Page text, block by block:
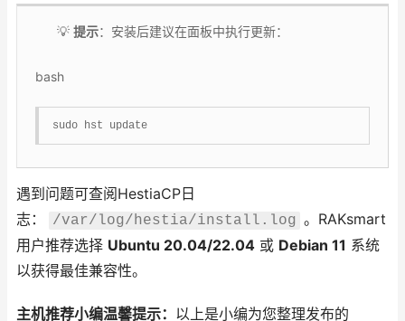
💡 提示：安装后建议在面板中执行更新：
bash
sudo hst update
遇到问题可查阅HestiaCP日
志：
/var/log/hestia/install.log 。RAKsmart
用户推荐选择 Ubuntu 20.04/22.04 或 Debian 11 系统
以获得最佳兼容性。
主机推荐小编温馨提示： 以上是小编为您整理发布的